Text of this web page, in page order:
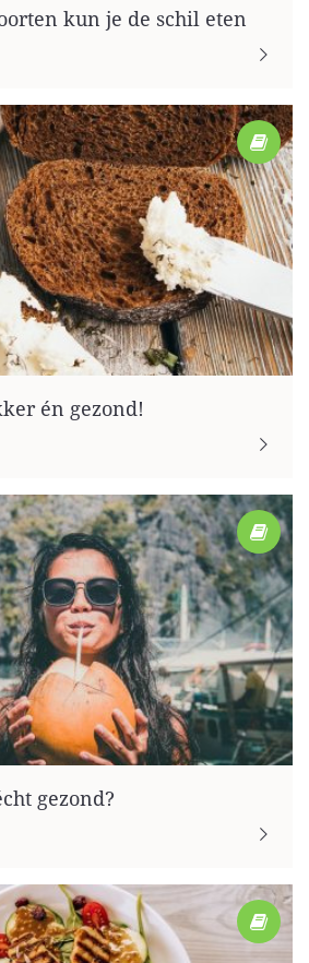
kun je de schil eten
én gezond!
gezond?